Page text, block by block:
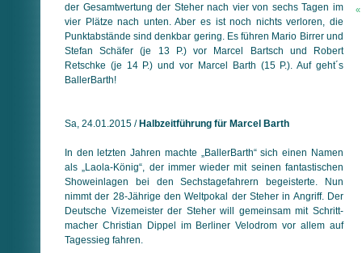
der Gesamtwertung der Steher nach vier von sechs Tagen im
vier Plätze nach unten. Aber es ist noch nichts verloren, die
Punkt­abstände sind denkbar gering. Es führen Mario Birrer und
Stefan Schäfer (je 13 P.) vor Marcel Bartsch und Robert
Retschke (je 14 P.) und vor Marcel Barth (15 P.). Auf geht´s
BallerBarth!
Sa, 24.01.2015 /Halbzeitführung für Marcel Barth
In den letzten Jahren machte „BallerBarth“ sich einen Namen
als „Laola-König“, der immer wieder mit seinen fantastischen
Showeinlagen bei den Sechstagefahrern begeisterte. Nun
nimmt der 28-Jährige den Weltpokal der Steher in Angriff. Der
Deutsche Vizemeister der Steher will gemeinsam mit Schritt­
macher Christian Dippel im Berliner Velodrom vor allem auf
Tages­sieg fahren.
«